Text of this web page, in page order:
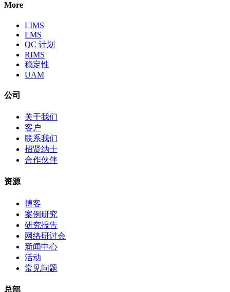
More
LIMS
LMS
QC 计划
RIMS
稳定性
UAM
公司
关于我们
客户
联系我们
招贤纳士
合作伙伴
资源
博客
案例研究
研究报告
网络研讨会
新闻中心
活动
常见问题
总部